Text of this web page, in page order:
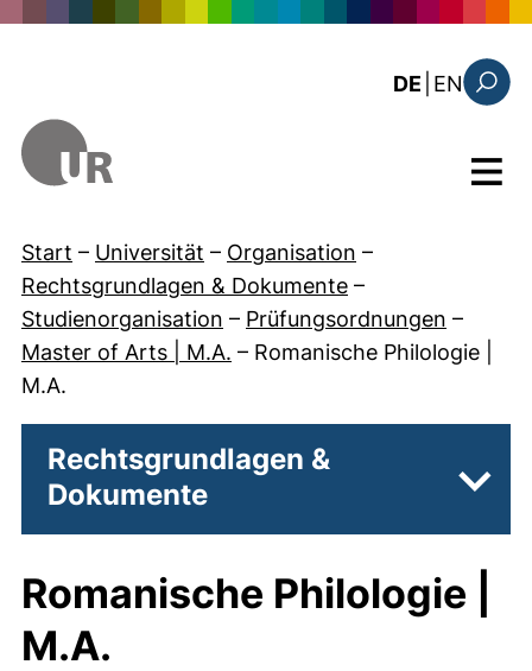
DE EN: the
Menü
Start – Universität – Organisation –
Rechtsgrundlagen & Dokumente –
Studienorganisation – Prüfungsordnungen –
Master of Arts | M.A. – Romanische Philologie |
M.A.
Rechtsgrundlagen &
Dokumente
Romanische Philologie |
M.A.